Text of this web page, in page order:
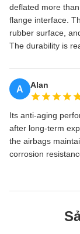
deflated more
flange interface.
rubber surface,
The durability is
A Alan
Its anti-aging
after long-term
the airbags
corrosion